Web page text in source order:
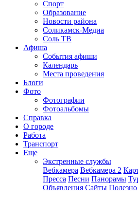
Спорт
Образование
Новости района
Соликамск-Медиа
Соль ТВ
Афиша
События афиши
Календарь
Места проведения
Блоги
Фото
Фотографии
Фотоальбомы
Справка
О городе
Работа
Транспорт
Еще
Экстренные службы
Вебкамера Вебкамера 2
Пресса Песни Панорамы
Объявления Сайты Полезно